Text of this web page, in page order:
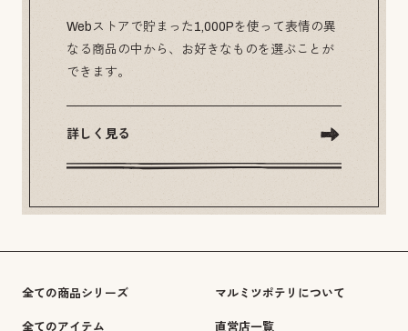
Webストアで貯まった1,000Pを使って表情の異
なる商品の中から、お好きなものを選ぶことが
できます。
詳しく見る
全ての商品シリーズ
全てのアイテム
マルミツポテリについて
直営店一覧